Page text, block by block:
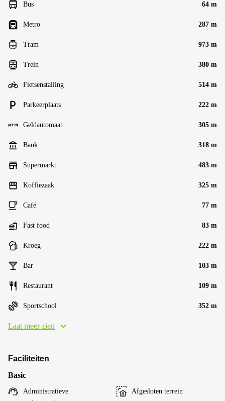
Bus 64 m
Metro 287 m
Tram 973 m
Trein 380 m
Fietsenstalling 514 m
Parkeerplaats 222 m
Geldautomaat 305 m
Bank 318 m
Supermarkt 483 m
Koffiezaak 325 m
Café 77 m
Fast food 83 m
Kroeg 222 m
Bar 103 m
Restaurant 109 m
Sportschool 352 m
Laat meer zien
Faciliteiten
Basic
Administratieve
Afgesloten terrein